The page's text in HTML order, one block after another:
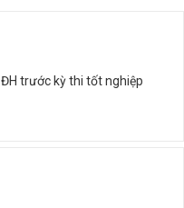
trước kỳ thi tốt nghiệp